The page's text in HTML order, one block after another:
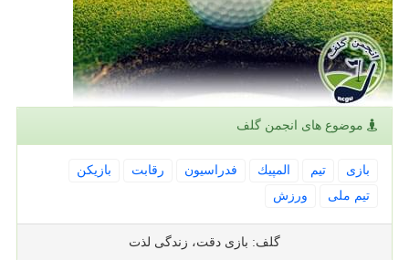
موضوع های انجمن گلف
بازی تیم المپیك فدراسیون رقابت
بازیكن
تیم ملی
ورزش
گلف: بازی دقت، زندگی لذت